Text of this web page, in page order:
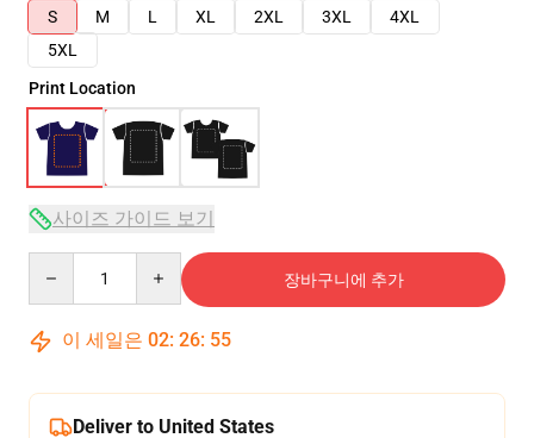
S
M L XL 2XL 3XL
4XL
5XL
Print Location
사이즈 가이드 보기
장바구니에 추가
이 세일은 02: 26: 54
Deliver to United States